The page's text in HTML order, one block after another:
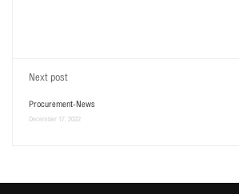
Next post
Procurement-News
December 17, 2022